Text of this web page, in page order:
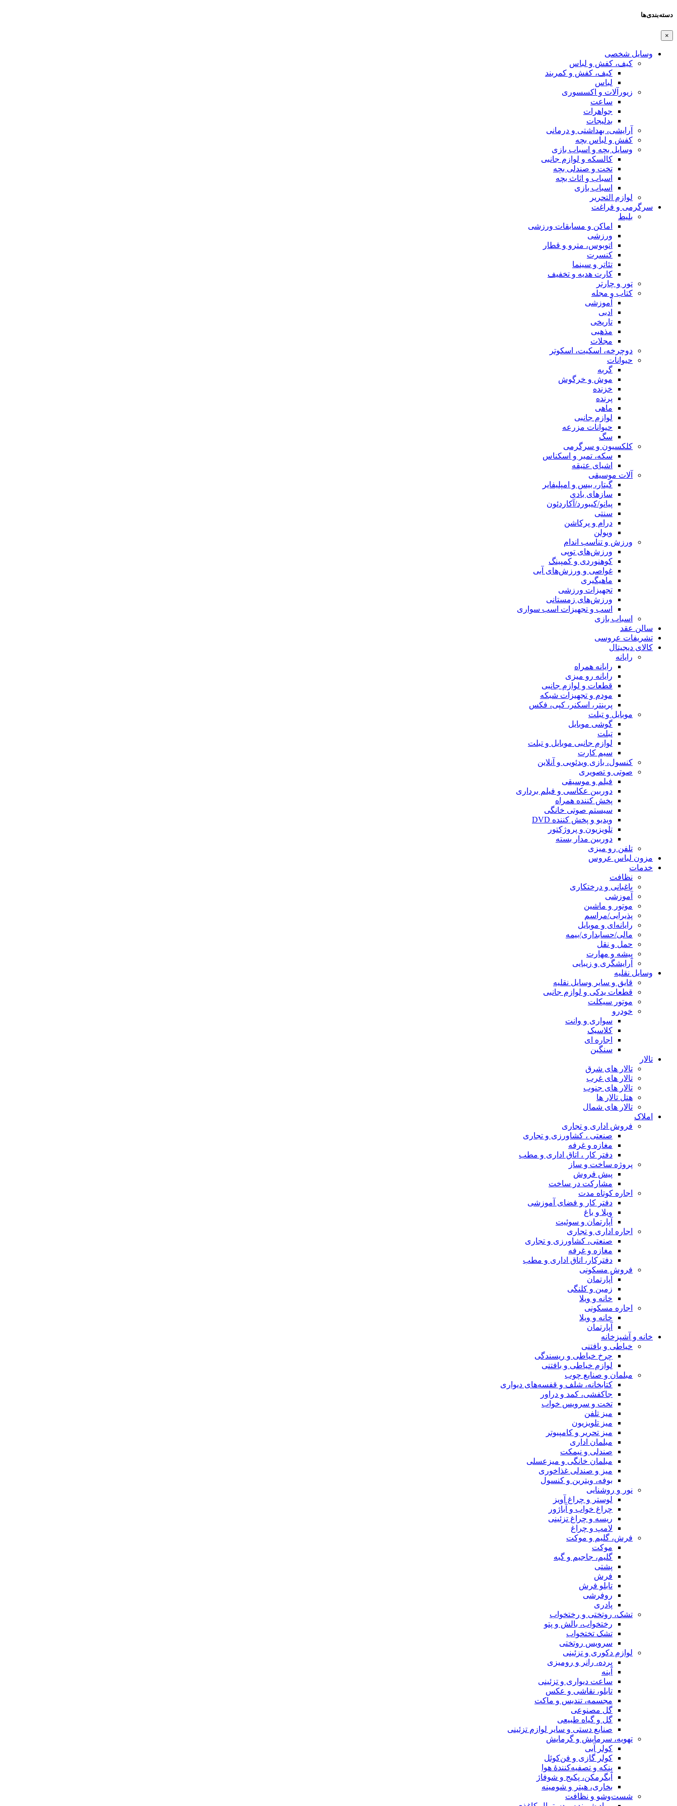
دسته‌بندی‌ها
×
وسایل شخصی
کیف، کفش و لباس
کیف، کفش و کمربند
لباس
زیورآلات و اکسسوری
ساعت
جواهرات
بدلیجات
آرایشی، بهداشتی و درمانی
کفش و لباس بچه
وسایل بچه و اسباب بازی
کالسکه و لوازم جانبی
تخت و صندلی بچه
اسباب و اثاث بچه
اسباب بازی
لوازم التحریر
سرگرمی و فراغت
بلیط
اماکن و مسابقات ورزشی
ورزشی
اتوبوس، مترو و قطار
کنسرت
تئاتر و سینما
کارت هدیه و تخفیف
تور و چارتر
کتاب و مجله
آموزشی
ادبی
تاریخی
مذهبی
مجلات
دوچرخه، اسکیت، اسکوتر
حیوانات
گربه
موش و خرگوش
خزنده
پرنده
ماهی
لوازم جانبی
حیوانات مزرعه
سگ
کلکسیون و سرگرمی
سکه، تمبر و اسکناس
اشیای عتیقه
آلات موسیقی
گیتار، بیس و امپلیفایر
سازهای بادی
پیانو/کیبورد/آکاردئون
سنتی
درام و پرکاشن
ویولن
ورزش و تناسب اندام
ورزش‌های توپی
کوهنوردی و کمپینگ
غواصی و ورزش‌های آبی
ماهیگیری
تجهیزات ورزشی
ورزش‌های زمستانی
اسب و تجهیزات اسب سواری
اسباب‌ بازی
سالن عقد
تشریفات عروسی
کالای دیجیتال
رایانه
رایانه همراه
رایانه رو میزی
قطعات و لوازم جانبی
مودم و تجهیزات شبکه
پرینتر، اسکنر، کپی، فکس
موبایل و تبلت
گوشی موبایل
تبلت
لوازم جانبی موبایل و تبلت
سیم کارت
کنسول، بازی‌ ویدئویی و آنلاین
صوتی و تصویری
فیلم و موسیقی
دوربین عکاسی و فیلم برداری
پخش کننده همراه
سیستم صوتی خانگی
ویدیو و پخش کننده DVD
تلویزیون و پروژکتور
دوربین مدار بسته
تلفن رو میزی
مزون لباس عروس
خدمات
نظافت
باغبانی و درختکاری
آموزشی
موتور و ماشین
پذیرایی/مراسم
رایانه‌ای و موبایل
مالی/حسابداری/بیمه
حمل و نقل
پیشه و مهارت
آرایشگری و زیبایی
وسایل نقلیه
قایق و سایر وسایل نقلیه
قطعات یدکی و لوازم جانبی
موتور سیکلت
خودرو
سواری و وانت
کلاسیک
اجاره ای
سنگین
تالار
تالار های شرق
تالار های غرب
تالار های جنوب
هتل تالار ها
تالار های شمال
املاک
فروش اداری و تجاری
صنعتی ، کشاورزی و تجاری
مغازه و غرفه
دفتر کار ، اتاق اداری و مطب
پروژه ساخت و ساز
پیش فروش
مشارکت در ساخت
اجاره کوتاه مدت
دفتر کار و فضای آموزشی
ویلا و باغ
آپارتمان و سوئیت
اجاره اداری و تجاری
صنعتی، کشاورزی و تجاری
مغازه و غرفه
دفترکار، اتاق اداری و مطب
فروش مسکونی
آپارتمان
زمین و کلنگی
خانه و ویلا
اجاره مسکونی
خانه و ویلا
آپارتمان
خانه و آشپزخانه
خیاطی و بافتنی
چرخ خیاطی و ریسندگی
لوازم خیاطی و بافتنی
مبلمان و صنایع چوب
کتابخانه، شلف و قفسه‌های دیواری
جاکفشی، کمد و دراور
تخت و سرویس خواب
میز تلفن
میز تلویزیون
میز تحریر و کامپیوتر
مبلمان اداری
صندلی و نیمکت
مبلمان خانگی و میزعسلی
میز و صندلی غذاخوری
بوفه، ویترین و کنسول
نور و روشنایی
لوستر و چراغ آویز
چراغ خواب و آباژور
ریسه و چراغ تزئینی
لامپ و چراغ
فرش، گلیم و موکت
موکت
گلیم، جاجیم و گبه
پشتی
فرش
تابلو فرش
روفرشی
پادری
تشک، روتختی و رختخواب
رختخواب، بالش و پتو
تشک تختخواب
سرویس روتختی
لوازم دکوری و تزئینی
پرده، رانر و رومیزی
آینه
ساعت دیواری و تزئینی
تابلو، نقاشی و عکس
مجسمه، تندیس و ماکت
گل مصنوعی
گل و گیاه طبیعی
صنایع دستی و سایر لوازم تزئینی
تهویه، سرمایش و گرمایش
کولر آبی
کولر گازی و فن‌کوئل
پنکه و تصفیه‌کنندهٔ هوا
آبگرمکن، پکیج و شوفاژ
بخاری، هیتر و شومینه
شست‌وشو و نظافت